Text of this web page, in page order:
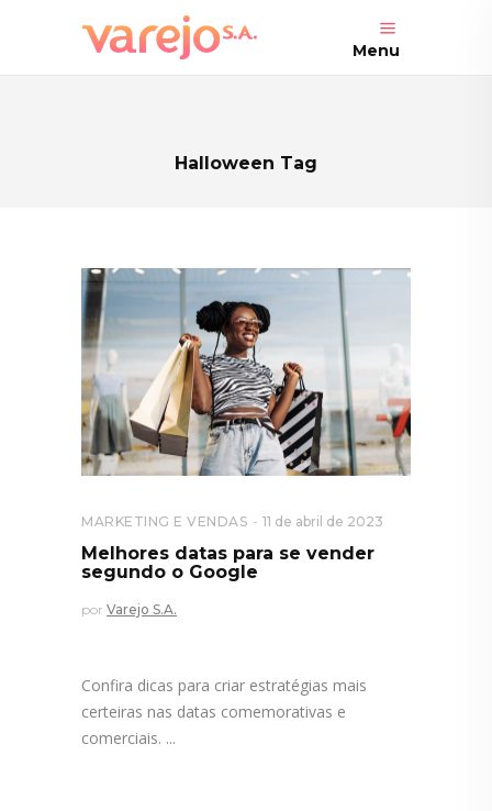
Menu
Halloween Tag
MARKETING E VENDAS 11 de abril de 2023
Melhores datas para se vender
segundo o Google
por Varejo S.A.
Confira dicas para criar estratégias mais
certeiras nas datas comemorativas e
comerciais.